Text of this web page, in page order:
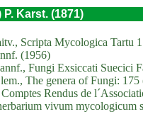
Karst. (1871)
Scripta Mycologica Tartu
(1956)
Fungi Exsiccati Suecici
The genera of Fungi: 175
Rendus de
vivum mycologicum